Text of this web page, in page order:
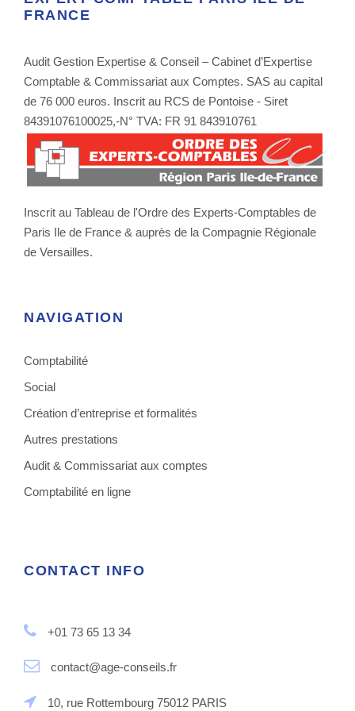
FRANCE
Audit Gestion Expertise & Conseil – Cabinet d’Expertise
Comptable & Commissariat aux Comptes. SAS au capital
de 76 000 euros. Inscrit au RCS de Pontoise - Siret
84391076100025,-N° TVA: FR 91 843910761
Inscrit au Tableau de l'Ordre des Experts-Comptables de
Paris Ile de France & auprès de la Compagnie Régionale
de Versailles.
NAVIGATION
Comptabilité
Social
Création d’entreprise et formalités
Autres prestations
Audit & Commissariat aux comptes
Comptabilité en ligne
CONTACT INFO
+01 73 65 13 34
contact@age-conseils.fr
10, rue Rottembourg 75012 PARIS